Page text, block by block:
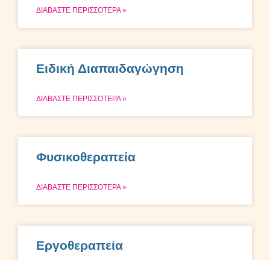
ΔΙΑΒΑΣΤΕ ΠΕΡΙΣΣΟΤΕΡΑ »
Ειδική Διαπαιδαγώγηση
ΔΙΑΒΑΣΤΕ ΠΕΡΙΣΣΟΤΕΡΑ »
Φυσικοθεραπεία
ΔΙΑΒΑΣΤΕ ΠΕΡΙΣΣΟΤΕΡΑ »
Εργοθεραπεία